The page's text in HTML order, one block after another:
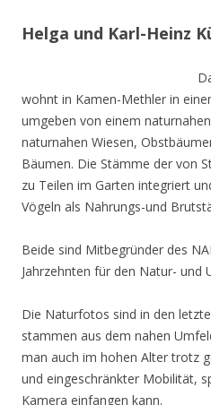
Helga und Karl-Heinz
wohnt in Kamen-Methler in
umgeben von einem
naturnahen Wiesen,
Bäumen. Die Stämme der von
zu Teilen im Garten integriert
Vögeln als Nahrungs-und
Beide sind Mitbegründer des
Jahrzehnten für den Natur- und
Die Naturfotos sind in den
stammen aus dem nahen
man auch im hohen Alter trotz
und eingeschränkter Mobilität,
Kamera einfangen kann.